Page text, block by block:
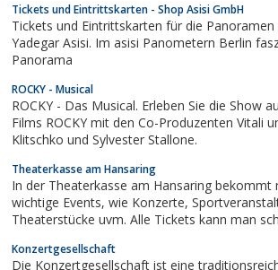
Tickets und Eintrittskarten - Shop Asisi GmbH
Tickets und Eintrittskarten für die Panoramen
Yadegar Asisi. Im asisi Panometern Berlin
Panorama
ROCKY - Musical
ROCKY - Das Musical. Erleben Sie die Show
Films ROCKY mit den Co-Produzenten Vitali
Klitschko und Sylvester Stallone.
Theaterkasse am Hansaring
In der Theaterkasse am Hansaring bekommt
wichtige Events, wie Konzerte, Sportveranstaltungen, Shows,
Theaterstücke uvm. Alle Tickets kann man
Webseite unter http://theaterkasse.de
Konzertgesellschaft
Die Konzertgesellschaft ist eine